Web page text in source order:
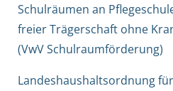
Schulräumen an
freier Trägerschaft ohne
(VwV Schulraumförderung)
Landeshaushaltsordnung